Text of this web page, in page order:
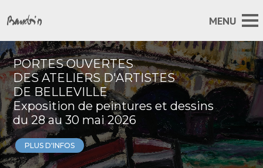
PORTES OUVERTES
DES ATELIERS D'ARTISTES
DE BELLEVILLE
Exposition de peintures et dessins
du 28 au 30 mai 2026
PLUS D'INFOS